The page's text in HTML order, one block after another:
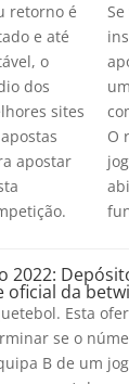
retorno é
e até
o
dos
sites
apostar
O
2022:
oficial da
Esta
se o
B de um